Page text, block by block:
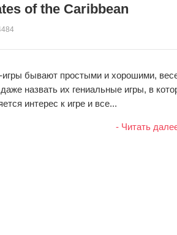
of the Caribbean
бывают простыми и хорошими,
назвать их гениальные игры, в
интерес к игре и все...
- Читать